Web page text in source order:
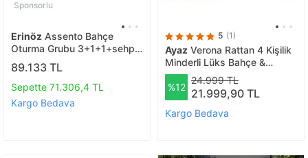
Sponsorlu
Erinöz Assento Bahçe
Oturma Grubu 3+1+1+sehpa
- Kum Rengi
89.133 TL
Sepette 71.306,4 TL
Kargo Bedava
5 (1)
Ayaz Verona Rattan 4 Kişilik
Minderli Lüks Bahçe &
Balkon Oturma Grubu
%12
24.999 TL
21.999,90 TL
Kargo Bedava